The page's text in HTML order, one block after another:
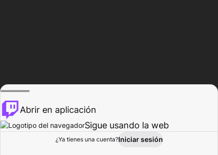
Explorar Actividad
Abrir en aplicación
Sigue usando la web
¿Ya tienes una cuenta?Iniciar sesión